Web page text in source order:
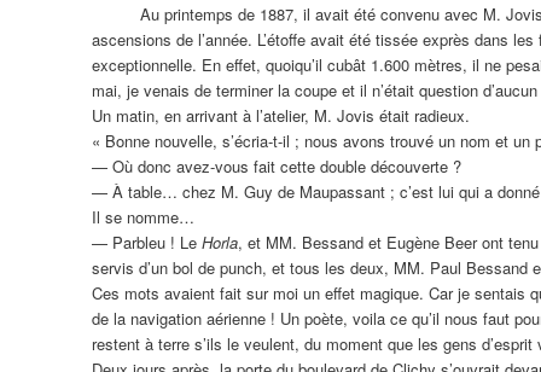
Au printemps de 1887, il avait été convenu avec M. Jovis
ascensions de l’année. L’étoffe avait été tissée exprès dans
exceptionnelle. En effet, quoiqu’il cubât 1.600 mètres, il ne
mai, je venais de terminer la coupe et il n’était question
Un matin, en arrivant à l’atelier, M. Jovis était radieux.
« Bonne nouvelle, s’écria-t-il ; nous avons trouvé un nom et un
— Où donc avez-vous fait cette double découverte ?
— À table… chez M. Guy de Maupassant ; c’est lui qui a
Il se nomme…
— Parbleu ! Le Horla, et MM. Bessand et Eugène Beer ont
servis d’un bol de punch, et tous les deux, MM. Paul
Ces mots avaient fait sur moi un effet magique. Car je sentais
de la navigation aérienne ! Un poète, voila ce qu’il nous faut
restent à terre s’ils le veulent, du moment que les gens